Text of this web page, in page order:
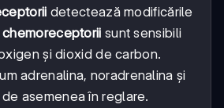
detectează modificările
chemoreceptorii sunt sensibili
și dioxid de carbon.
adrenalina, noradrenalina și
asemenea în reglare.